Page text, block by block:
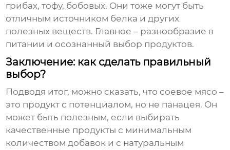
грибах, тофу, бобовых. Они тоже могут быть
отличным источником белка и других
полезных веществ. Главное – разнообразие в
питании и осознанный выбор продуктов.
Заключение: как сделать правильный
выбор?
Подводя итог, можно сказать, что соевое мясо –
это продукт с потенциалом, но не панацея. Он
может быть полезным, если выбирать
качественные продукты с минимальным
количеством добавок и с натуральным